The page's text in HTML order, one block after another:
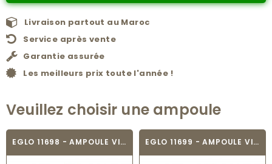
Livraison partout au Maroc
Service après vente
Garantie assurée
Les meilleurs prix toute l'année !
Veuillez choisir une ampoule
EGLO 11698 - AMPOULE VINTAGE LED - LED_E14 EGLO 11699 - AMPOULE VINTAGE LED - LED_E14